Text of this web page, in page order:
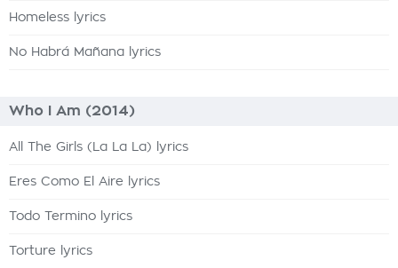
Homeless lyrics
No Habrá Mañana lyrics
Who I Am (2014)
All The Girls (La La La) lyrics
Eres Como El Aire lyrics
Todo Termino lyrics
Torture lyrics